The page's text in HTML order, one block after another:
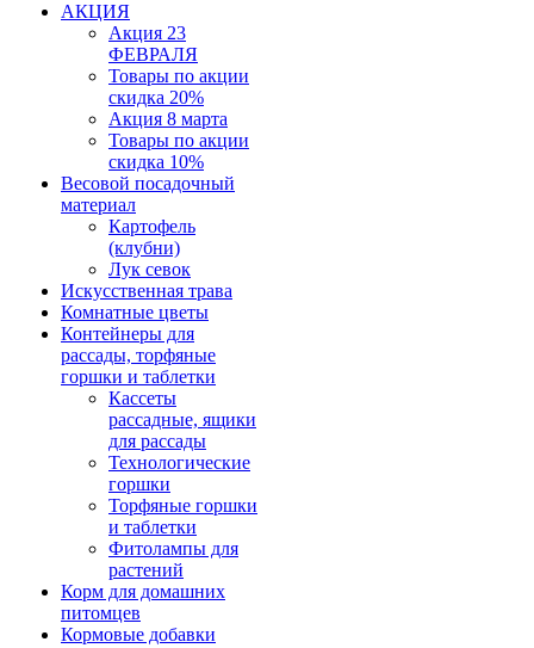
АКЦИЯ
Акция 23
ФЕВРАЛЯ
Товары по акции
скидка 20%
Акция 8 марта
Товары по акции
скидка 10%
Весовой посадочный
материал
Картофель
(клубни)
Лук севок
Искусственная трава
Комнатные цветы
Контейнеры для
рассады, торфяные
горшки и таблетки
Кассеты
рассадные, ящики
для рассады
Технологические
горшки
Торфяные горшки
и таблетки
Фитолампы для
растений
Корм для домашних
питомцев
Кормовые добавки